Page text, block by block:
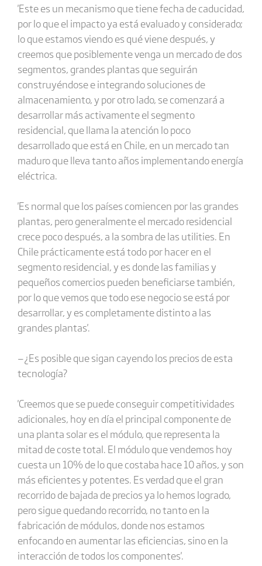
'Este es un mecanismo que tiene fecha de caducidad,
por lo que el impacto ya está evaluado y considerado;
lo que estamos viendo es qué viene después, y
creemos que posiblemente venga un mercado de dos
segmentos, grandes plantas que seguirán
construyéndose e integrando soluciones de
almacenamiento, y por otro lado, se comenzará a
desarrollar más activamente el segmento
residencial, que llama la atención lo poco
desarrollado que está en Chile, en un mercado tan
maduro que lleva tanto años implementando energía
eléctrica.
'Es normal que los países comiencen por las grandes
plantas, pero generalmente el mercado residencial
crece poco después, a la sombra de las utilities. En
Chile prácticamente está todo por hacer en el
segmento residencial, y es donde las familias y
pequeños comercios pueden beneficiarse también,
por lo que vemos que todo ese negocio se está por
desarrollar, y es completamente distinto a las
grandes plantas'.
—¿Es posible que sigan cayendo los precios de esta
tecnología?
'Creemos que se puede conseguir competitividades
adicionales, hoy en día el principal componente de
una planta solar es el módulo, que representa la
mitad de coste total. El módulo que vendemos hoy
cuesta un 10% de lo que costaba hace 10 años, y son
más eficientes y potentes. Es verdad que el gran
recorrido de bajada de precios ya lo hemos logrado,
pero sigue quedando recorrido, no tanto en la
fabricación de módulos, donde nos estamos
enfocando en aumentar las eficiencias, sino en la
interacción de todos los componentes'.